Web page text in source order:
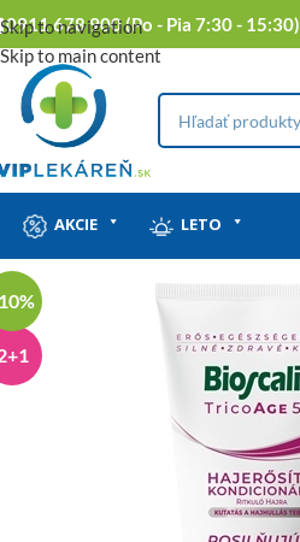
Skip to navigation
Skip to main content
0911 678 900 (Po - Pia 7:30 - 15:30)
AKCIE LETO